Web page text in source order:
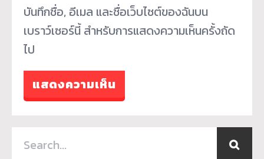
บันทึกชื่อ, อีเมล และชื่อเว็บไซต์ของฉันบน
เบราว์เซอร์นี้ สำหรับการแสดงความเห็นครั้งถัด
ไป